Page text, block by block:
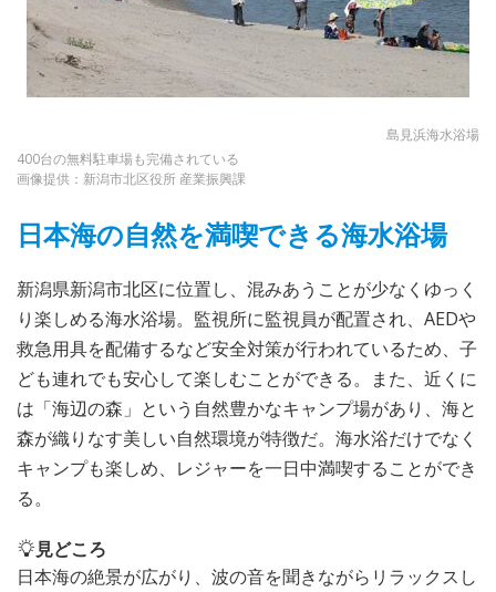
島見浜海水浴場
400台の無料駐車場も完備されている
画像提供：新潟市北区役所 産業振興課
日本海の自然を満喫できる海水浴場
新潟県新潟市北区に位置し、混みあうことが少なくゆっく
り楽しめる海水浴場。監視所に監視員が配置され、AEDや
救急用具を配備するなど安全対策が行われているため、子
ども連れでも安心して楽しむことができる。また、近くに
は「海辺の森」という自然豊かなキャンプ場があり、海と
森が織りなす美しい自然環境が特徴だ。海水浴だけでなく
キャンプも楽しめ、レジャーを一日中満喫することができ
る。
見どころ
日本海の絶景が広がり、波の音を聞きながらリラックスし